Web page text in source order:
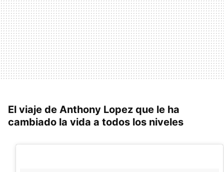
El viaje de Anthony Lopez que le ha
cambiado la vida a todos los niveles